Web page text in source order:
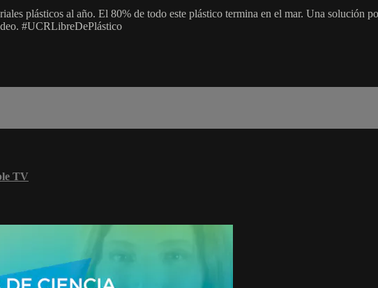
plásticos al año. El 80% de todo este plástico termina en el mar. Una solución
#UCRLibreDePlástico
TV